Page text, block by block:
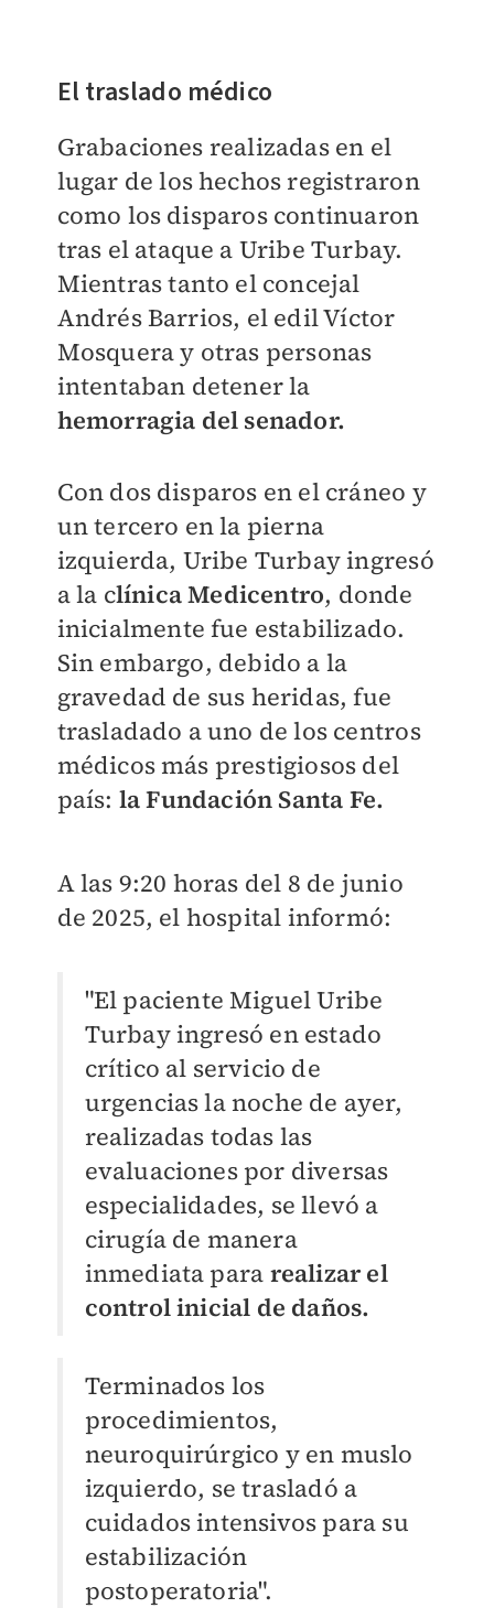
El traslado médico
Grabaciones realizadas en el
lugar de los hechos registraron
como los disparos continuaron
tras el ataque a Uribe Turbay.
Mientras tanto el concejal
Andrés Barrios, el edil Víctor
Mosquera y otras personas
intentaban detener la
hemorragia del senador.
Con dos disparos en el cráneo y
un tercero en la pierna
izquierda, Uribe Turbay ingresó
a la clínica Medicentro, donde
inicialmente fue estabilizado.
Sin embargo, debido a la
gravedad de sus heridas, fue
trasladado a uno de los centros
médicos más prestigiosos del
país: la Fundación Santa Fe.
A las 9:20 horas del 8 de junio
de 2025, el hospital informó:
"El paciente Miguel Uribe
Turbay ingresó en estado
crítico al servicio de
urgencias la noche de ayer,
realizadas todas las
evaluaciones por diversas
especialidades, se llevó a
cirugía de manera
inmediata para realizar el
control inicial de daños.
Terminados los
procedimientos,
neuroquirúrgico y en muslo
izquierdo, se trasladó a
cuidados intensivos para su
estabilización
postoperatoria".